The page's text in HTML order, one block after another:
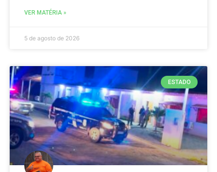
VER MATÉRIA »
5 de agosto de 2026
ESTADO